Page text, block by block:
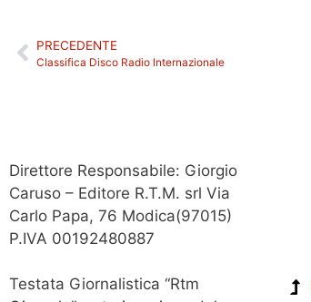
PRECEDENTE
Classifica Disco Radio Internazionale
Direttore Responsabile: Giorgio
Caruso – Editore R.T.M. srl Via
Carlo Papa, 76 Modica(97015)
P.IVA 00192480887
Testata Giornalistica “Rtm